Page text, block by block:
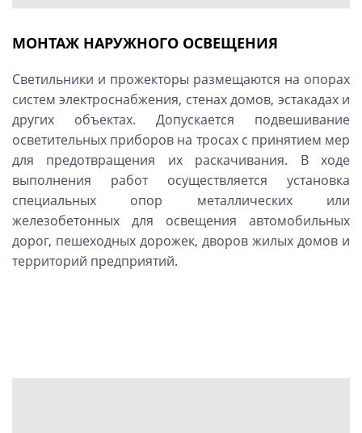
МОНТАЖ НАРУЖНОГО ОСВЕЩЕНИЯ
Светильники и прожекторы размещаются на опорах
систем электроснабжения, стенах домов, эстакадах и
других объектах. Допускается подвешивание
осветительных приборов на тросах с принятием мер
для предотвращения их раскачивания. В ходе
выполнения работ осуществляется установка
специальных опор металлических или
железобетонных для освещения автомобильных
дорог, пешеходных дорожек, дворов жилых домов и
территорий предприятий.